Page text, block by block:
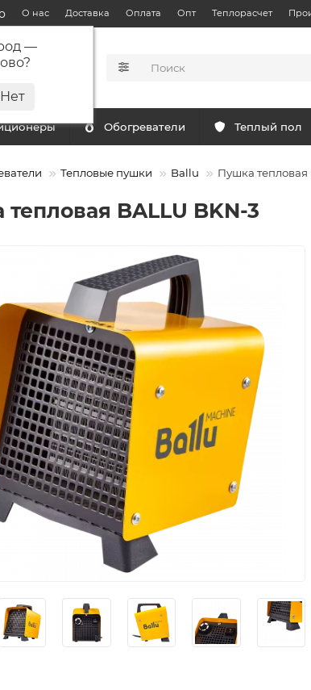
—
?
О нас Доставка Оплата Опт Теплорасчет
КАТАЛОГ
Обогреватели Теплый пол
Тепловые пушки Ballu Пушка тепловая
BALLU BKN-3